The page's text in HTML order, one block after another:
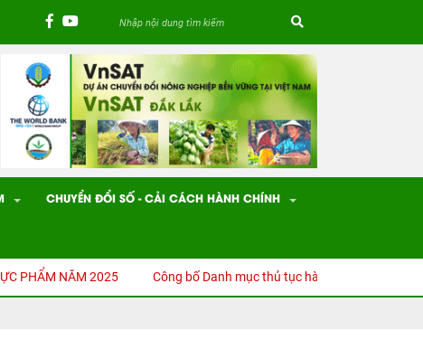
CHUYỂN ĐỔI SỐ - CẢI CÁCH HÀNH CHÍNH
NĂM 2025 Công bố Danh mục thủ tục hành chính (TTHC) được